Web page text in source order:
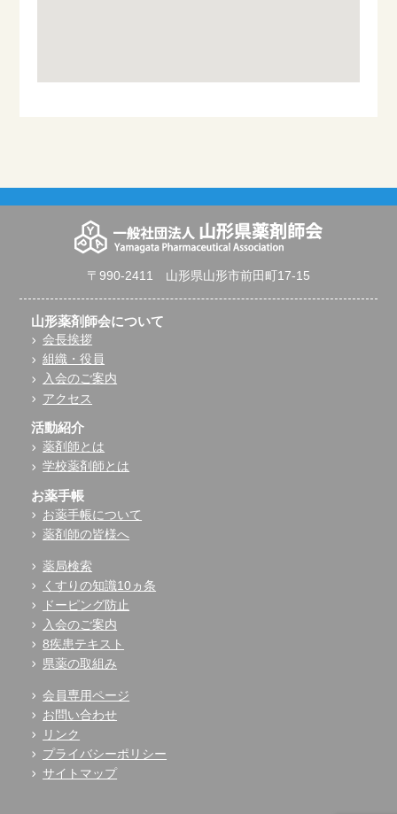
〒990-2411 山形県山形市前田町17-15
山形薬剤師会について
会長挨拶
組織・役員
入会のご案内
アクセス
活動紹介
薬剤師とは
学校薬剤師とは
お薬手帳
お薬手帳について
薬剤師の皆様へ
薬局検索
くすりの知識10ヵ条
ドーピング防止
入会のご案内
8疾患テキスト
県薬の取組み
会員専用ページ
お問い合わせ
リンク
プライバシーポリシー
サイトマップ